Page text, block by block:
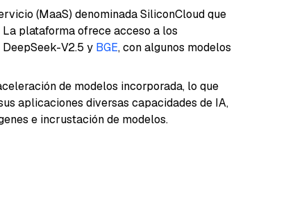
(MaaS) denominada SiliconCloud que
plataforma ofrece acceso a los
V2.5 y BGE, con algunos modelos
de modelos incorporada, lo que
aplicaciones diversas capacidades de IA,
e incrustación de modelos.